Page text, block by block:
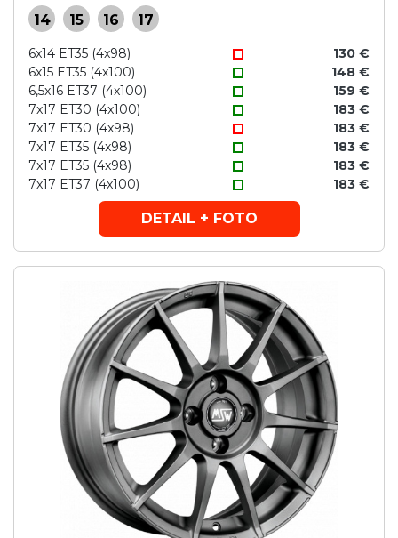
14 15 16 17
6x14 ET35 (4x98)
130 €
6x15 ET35 (4x100)
148 €
6,5x16 ET37 (4x100)
159 €
7x17 ET30 (4x100)
183 €
7x17 ET30 (4x98)
183 €
7x17 ET35 (4x98)
183 €
7x17 ET35 (4x98)
183 €
7x17 ET37 (4x100)
183 €
DETAIL + FOTO